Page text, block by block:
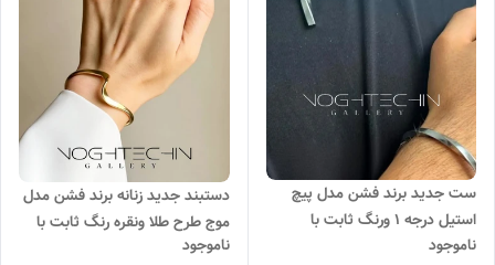
ست جدید برند فشن مدل پیچ
استیل درجه ۱ ورنگ ثابت با
ارزانترین قیمت
ناموجود
دستبند جدید زنانه برند فشن مدل
موج طرح طلا ونقره رنگ ثابت با
قیمت مناسب
ناموجود